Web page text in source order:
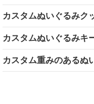
カスタムぬいぐるみク
カスタムぬいぐるみキ
カスタム重みのあるぬ